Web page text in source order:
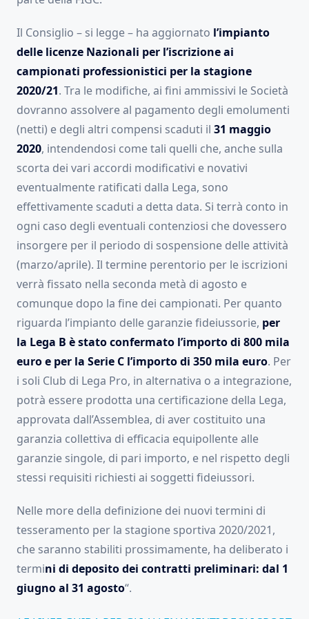
Il Consiglio – si legge – ha aggiornato l’impianto
delle licenze Nazionali per l’iscrizione ai
campionati professionistici per la stagione
2020/21. Tra le modifiche, ai fini ammissivi le Società
dovranno assolvere al pagamento degli emolumenti
(netti) e degli altri compensi scaduti il 31 maggio
2020, intendendosi come tali quelli che, anche sulla
scorta dei vari accordi modificativi e novativi
eventualmente ratificati dalla Lega, sono
effettivamente scaduti a detta data. Si terrà conto in
ogni caso degli eventuali contenziosi che dovessero
insorgere per il periodo di sospensione delle attività
(marzo/aprile). Il termine perentorio per le iscrizioni
verrà fissato nella seconda metà di agosto e
comunque dopo la fine dei campionati. Per quanto
riguarda l’impianto delle garanzie fideiussorie, per
la Lega B è stato confermato l’importo di 800 mila
euro e per la Serie C l’importo di 350 mila euro. Per
i soli Club di Lega Pro, in alternativa o a integrazione,
potrà essere prodotta una certificazione della Lega,
approvata dall’Assemblea, di aver costituito una
garanzia collettiva di efficacia equipollente alle
garanzie singole, di pari importo, e nel rispetto degli
stessi requisiti richiesti ai soggetti fideiussori.
Nelle more della definizione dei nuovi termini di
tesseramento per la stagione sportiva 2020/2021,
che saranno stabiliti prossimamente, ha deliberato i
termini di deposito dei contratti preliminari: dal 1
giugno al 31 agosto“.